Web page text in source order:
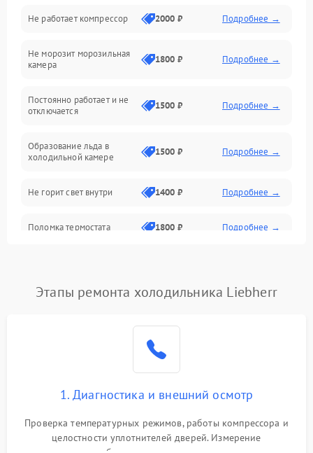
Электропитание
Дренаж
Не работает компрессор 2000 ₽ Подробнее →
Не морозит морозильная
камера
1800 ₽ Подробнее →
Постоянно работает и не
отключается
1500 ₽ Подробнее →
Образование льда в
холодильной камере
1500 ₽ Подробнее →
Не горит свет внутри 1400 ₽ Подробнее →
Поломка термостата 1800 ₽ Подробнее →
Поломка системы No Frost 2600 ₽ Подробнее →
работе
2000 ₽ Подробнее →
Этапы ремонта холодильника Liebherr
1. Диагностика и внешний осмотр
Проверка температурных режимов, работы компрессора и
целостности уплотнителей дверей. Измерение